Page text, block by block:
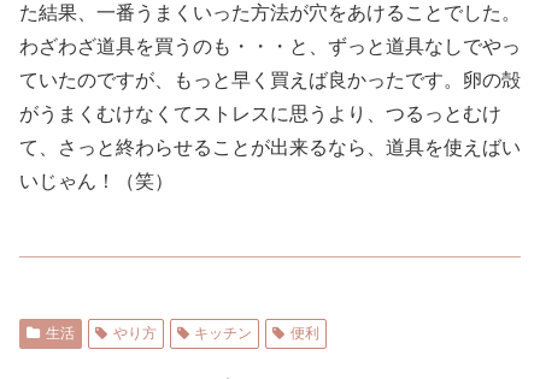
た結果、一番うまくいった方法が穴をあけることでした。
わざわざ道具を買うのも・・・と、ずっと道具なしでやっ
ていたのですが、もっと早く買えば良かったです。卵の殻
がうまくむけなくてストレスに思うより、つるっとむけ
て、さっと終わらせることが出来るなら、道具を使えばい
いじゃん！（笑）
生活 やり方 キッチン 便利